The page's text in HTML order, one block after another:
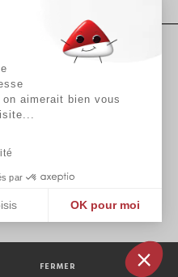
FERMER
aimerait bien vous
par
OK pour moi
et de gérer vos